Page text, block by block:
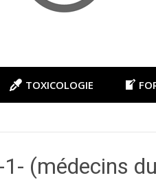
TOXICOLOGIE
(médecins